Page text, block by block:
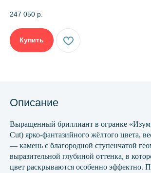
247 050 р.
Купить
Описание
Выращенный бриллиант в огранке
Cut) ярко-фантазийного жёлтого цвета,
— камень с благородной ступенчатой
выразительной глубиной оттенка, в
цвет раскрываются особенно эффектно.